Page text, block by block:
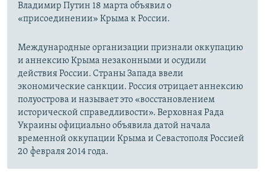
Владимир Путин 18 марта объявил о
«присоединении» Крыма к России.
Международные организации признали оккупацию
и аннексию Крыма незаконными и осудили
действия России. Страны Запада ввели
экономические санкции. Россия отрицает аннексию
полуострова и называет это «восстановлением
исторической справедливости». Верховная Рада
Украины официально объявила датой начала
временной оккупации Крыма и Севастополя Россией
20 февраля 2014 года.